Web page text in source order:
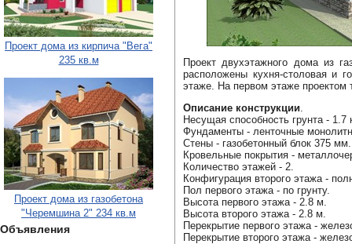
Проект дома из кирпича "Вега"
235 кв.м
Проект дома из газобетона
"Черемшина 2" 234 кв.м
Объявления
Проект двухэтажного дома из
расположены кухня-столовая и
этаже. На первом этаже проектом
Описание конструкции.
Несущая способность грунта - 1.7
Фундаменты - ленточные
Стены - газобетонный блок 375 мм.
Кровельные покрытия -
Количество этажей - 2.
Конфигурация второго этажа -
Пол первого этажа - по грунту.
Высота первого этажа - 2.8 м.
Высота второго этажа - 2.8 м.
Перекрытие первого этажа -
Перекрытие второго этажа -